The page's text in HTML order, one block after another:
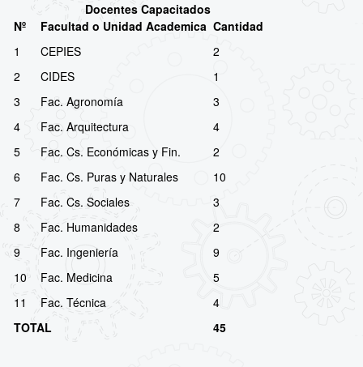
Docentes Capacitados
Nº
Facultad o Unidad Academica Cantidad
1
CEPIES
2
2
CIDES
1
3
Fac. Agronomía
3
4
Fac. Arquitectura
4
5
Fac. Cs. Económicas y Fin.
2
6
Fac. Cs. Puras y Naturales
10
7
Fac. Cs. Sociales
3
8
Fac. Humanidades
2
9
Fac. Ingeniería
9
10
Fac. Medicina
5
11
Fac. Técnica
4
TOTAL
45